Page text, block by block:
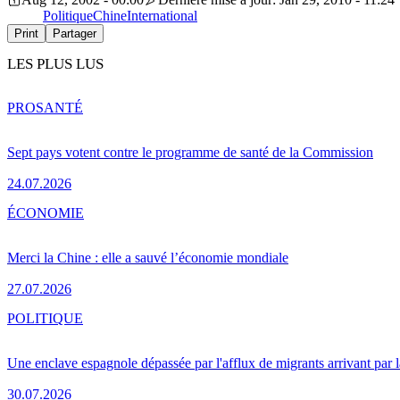
PolitiqueChineInternational
Print Partager
LES PLUS LUS
Sept pays votent contre le programme de santé de la Commission
24.07.2026
PROSANTÉ
Merci la Chine : elle a sauvé l’économie mondiale
27.07.2026
ÉCONOMIE
Une enclave espagnole dépassée par l'afflux de migrants arrivant par
30.07.2026
POLITIQUE